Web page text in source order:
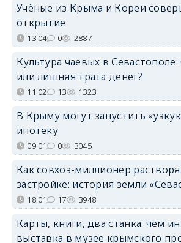
Учёные из Крыма и Кореи
открытие
13:04 0 2887
Культура чаевых в
или лишняя трата денег?
11:02 13 1323
В Крыму могут запустить
ипотеку
09:01 0 3045
Как совхоз-миллионер
застройке: история земли
18:01 17 3948
Карты, книги, два станка: чем
выставка в музее крымского